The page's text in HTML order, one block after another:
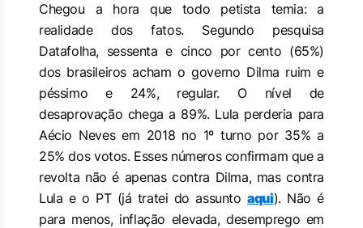
Chegou a hora que todo petista temia: a
realidade dos fatos. Segundo pesquisa
Datafolha, sessenta e cinco por cento (65%)
dos brasileiros acham o governo Dilma ruim e
péssimo e 24%, regular. O nível de
desaprovação chega a 89%. Lula perderia para
Aécio Neves em 2018 no 1º turno por 35% a
25% dos votos. Esses números confirmam quea
revolta não é apenas contra Dilma, mas contra
Lula e o PT (já tratei do assuntoaqui).Não é
para menos, inflação elevada, desemprego em